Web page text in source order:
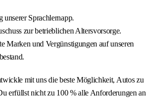
unserer Sprachlernapp.
zur betrieblichen Altersvorsorge.
Marken und Vergünstigungen auf unseren
mit uns die beste Möglichkeit, Autos zu
erfüllst nicht zu 100 % alle Anforderungen an